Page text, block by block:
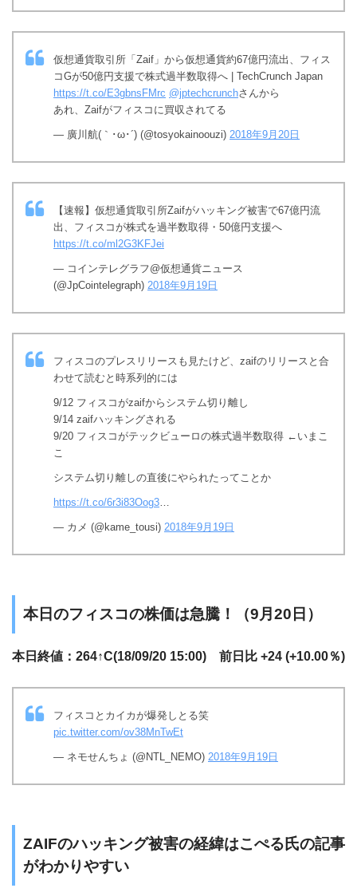
仮想通貨取引所「Zaif」から仮想通貨約67億円流出、フィス
コGが50億円支援で株式過半数取得へ | TechCrunch Japan
https://t.co/E3gbnsFMrc @jptechcrunchさんから
あれ、Zaifがフィスコに買収されてる
— 廣川航(｀･ω･´) (@tosyokainoouzi) 2018年9月20日
【速報】仮想通貨取引所Zaifがハッキング被害で67億円流
出、フィスコが株式を過半数取得・50億円支援へ
https://t.co/ml2G3KFJei
— コインテレグラフ@仮想通貨ニュース
(@JpCointelegraph) 2018年9月19日
フィスコのプレスリリースも見たけど、zaifのリリースと合
わせて読むと時系列的には
9/12 フィスコがzaifからシステム切り離し
9/14 zaifハッキングされる
9/20 フィスコがテックビューロの株式過半数取得 ←いまこ
こ
システム切り離しの直後にやられたってことか
https://t.co/6r3i83Oog3…
— カメ (@kame_tousi) 2018年9月19日
本日のフィスコの株価は急騰！（9月20日）
本日終値：264↑C(18/09/20 15:00) 前日比 +24 (+10.00％)
フィスコとカイカが爆発しとる笑
pic.twitter.com/ov38MnTwEt
— ネモせんちょ (@NTL_NEMO) 2018年9月19日
ZAIFのハッキング被害の経緯はこぺる氏の記事
がわかりやすい